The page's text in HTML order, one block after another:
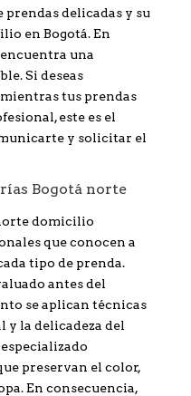
prendas delicadas y su
en Bogotá. En
una
Si deseas
tus prendas
este es el
y solicitar el
Bogotá norte
domicilio
que conocen a
tipo de prenda.
antes del
se aplican técnicas
y la delicadeza del
preservan el color,
En consecuencia,